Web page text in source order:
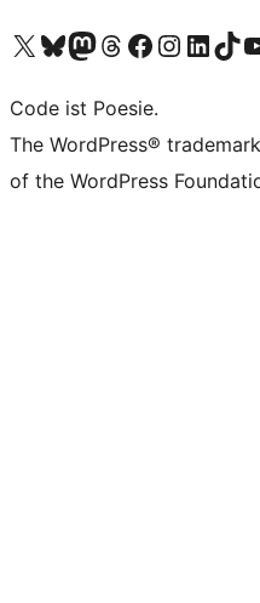
Das X-Konto (früher Twitter) von WordPress.org besuchen
Das Bluesky-Konto von WordPress.org besuchen
Das Mastodon-Konto von WordPress.org besuchen
Das Threads-Konto von WordPress.org besuchen
Die Facebook-Seite von WordPress.org besuchen
Das Instagram-Konto von
Das LinkedIn-Konto von
Das TikTok-Den
Code ist Poesie.
The WordPress®
of the WordPress